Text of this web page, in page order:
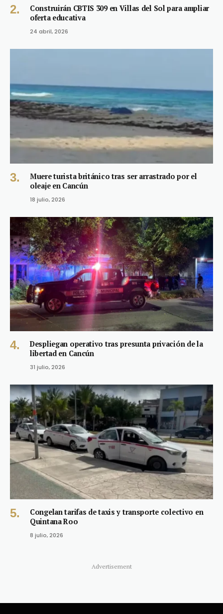
Construirán CBTIS 309 en Villas del Sol para ampliar
oferta educativa
24 abril, 2026
Muere turista británico tras ser arrastrado por el
oleaje en Cancún
18 julio, 2026
Despliegan operativo tras presunta privación de la
libertad en Cancún
31 julio, 2026
Congelan tarifas de taxis y transporte colectivo en
Quintana Roo
8 julio, 2026
Advertisement